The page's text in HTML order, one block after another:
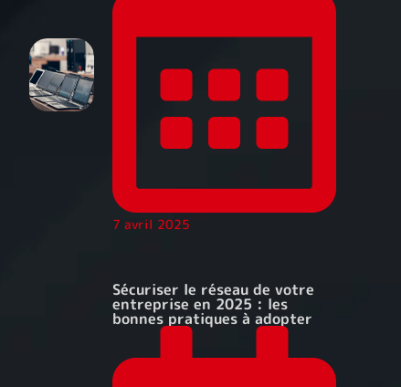
7 avril 2025
Sécuriser le réseau de votre
entreprise en 2025 : les
bonnes pratiques à adopter